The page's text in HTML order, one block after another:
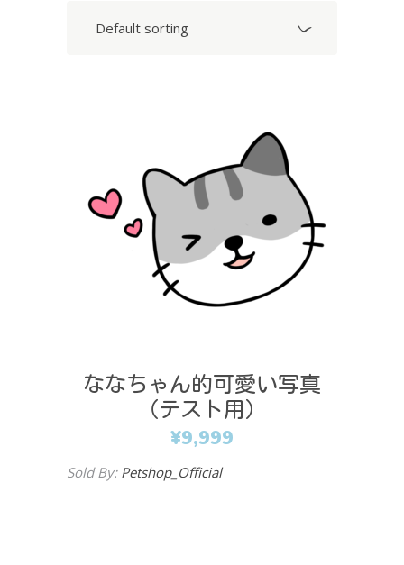
Default sorting
Add to cart
ななちゃん的可愛い写真
（テスト用）
¥9,999
Sold By: Petshop_Official